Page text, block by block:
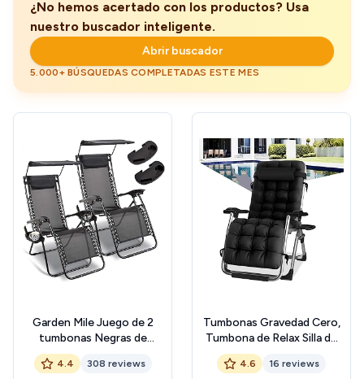
¿No hemos acertado con los productos? Usa
nuestro buscador inteligente.
Abrir buscador
5.000+ BÚSQUEDAS COMPLETADAS ESTE MES
Garden Mile Juego de 2
tumbonas Negras de
Gravedad Cero para el Sol, 2
Unidades, sillas de salón
4.4 308 reviews
Tumbonas Gravedad Cero,
Tumbona de Relax Silla de
Jardín Plegable, para Playa,
Piscina,
4.6 16 reviews